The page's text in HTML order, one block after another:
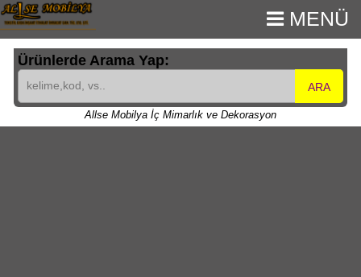
MENÜ
Ürünlerde Arama Yap:
ARA
Allse Mobilya İç Mimarlık ve Dekorasyon